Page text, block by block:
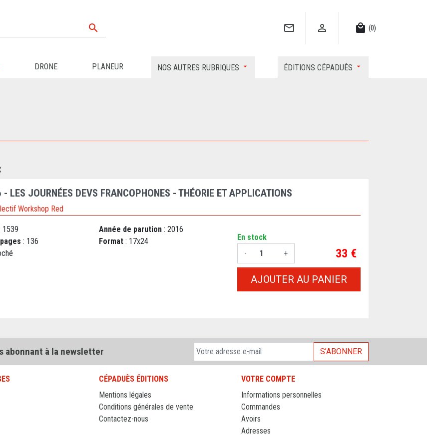
   local_mall (0)
DRONE PLANEUR NOS AUTRES RUBRIQUES ÉDITIONS CÉPADUÈS
LES JOURNÉES DEVS FRANCOPHONES - THÉORIE ET APPLICATIONS
Workshop Red
1539 Année de parution : 2016
: 136 Format : 17x24
En stock
-
+ Prix
33 €
AJOUTER AU PANIER
abonnant à la newsletter S’ABONNER
CÉPADUÈS ÉDITIONS
Mentions légales
Conditions générales de vente
Contactez-nous
VOTRE COMPTE
Informations personnelles
Commandes
Avoirs
Adresses